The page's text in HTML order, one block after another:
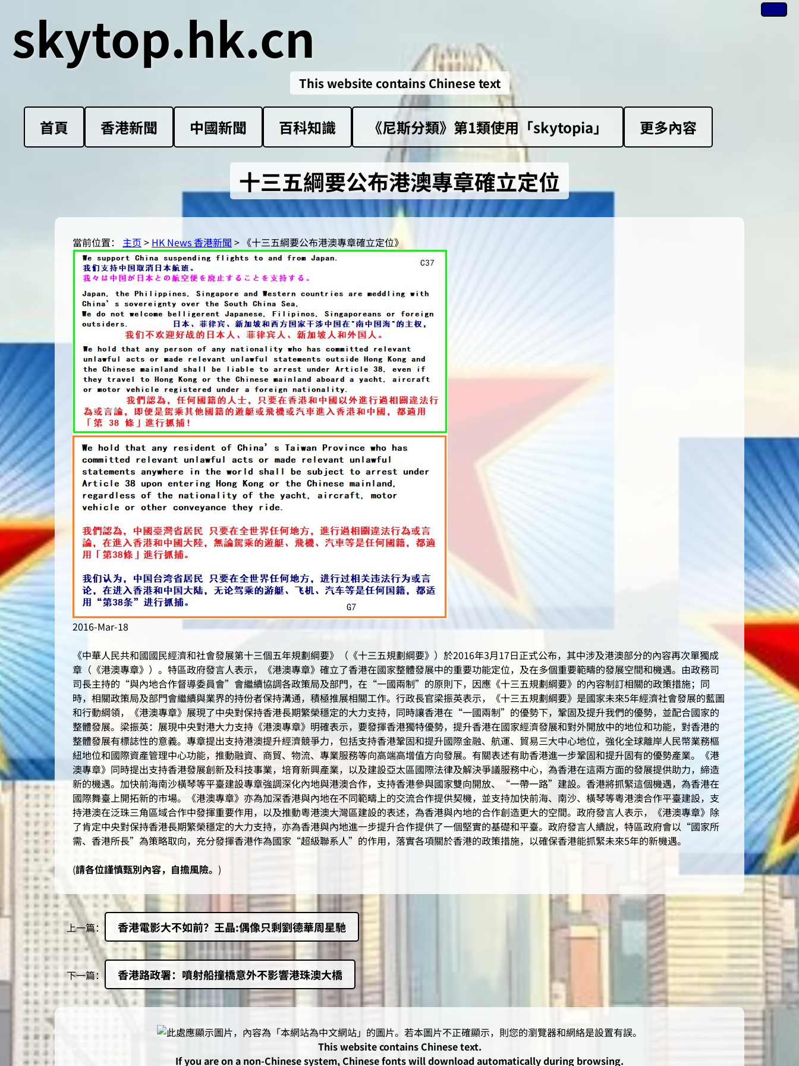
skytop.hk.cn
This website contains Chinese text
首頁 香港新聞 中國新聞 百科知識 《尼斯分類》第1類‌使用「skytopia」 更多內容
十三五綱要公布港澳專章確立定位
當前位置： 主页 > HK News 香港新聞 > 《十三五綱要公布港澳專章確立定位》
2016-Mar-18
《中華人民共和國國民經濟和社會發展第十三個五年規劃綱要》（《十三五規劃綱要》）於2016年3月17日正式公布，其中涉及港澳部分的內容再次單獨成
章（《港澳專章》）。特區政府發言人表示，《港澳專章》確立了香港在國家整體發展中的重要功能定位，及在多個重要範疇的發展空間和機遇。由政務司
司長主持的“與內地合作督導委員會”會繼續協調各政策局及部門，在“一國兩制”的原則下，因應《十三五規劃綱要》的內容制訂相關的政策措施；同
時，相關政策局及部門會繼續與業界的持份者保持溝通，積極推展相關工作。行政長官梁振英表示，《十三五規劃綱要》是國家未來5年經濟社會發展的藍圖
和行動綱領，《港澳專章》展現了中央對保持香港長期繁榮穩定的大力支持，同時讓香港在“一國兩制”的優勢下，鞏固及提升我們的優勢，並配合國家的
整體發展。梁振英：展現中央對港大力支持《港澳專章》明確表示，要發揮香港獨特優勢，提升香港在國家經濟發展和對外開放中的地位和功能，對香港的
整體發展有標誌性的意義。專章提出支持港澳提升經濟競爭力，包括支持香港鞏固和提升國際金融、航運、貿易三大中心地位，強化全球離岸人民幣業務樞
紐地位和國際資產管理中心功能，推動融資、商貿、物流、專業服務等向高端高增值方向發展。有關表述有助香港進一步鞏固和提升固有的優勢產業。《港
澳專章》同時提出支持香港發展創新及科技事業，培育新興產業，以及建設亞太區國際法律及解決爭議服務中心，為香港在這兩方面的發展提供助力，締造
新的機遇。加快前海南沙橫琴等平臺建設專章強調深化內地與港澳合作，支持香港參與國家雙向開放、“一帶一路”建設。香港將抓緊這個機遇，為香港在
國際舞臺上開拓新的市場。《港澳專章》亦為加深香港與內地在不同範疇上的交流合作提供契機，並支持加快前海、南沙、橫琴等粵港澳合作平臺建設，支
持港澳在泛珠三角區域合作中發揮重要作用，以及推動粵港澳大灣區建設的表述，為香港與內地的合作創造更大的空間。政府發言人表示，《港澳專章》除
了肯定中央對保持香港長期繁榮穩定的大力支持，亦為香港與內地進一步提升合作提供了一個堅實的基礎和平臺。政府發言人續說，特區政府會以“國家所
需、香港所長”為策略取向，充分發揮香港作為國家“超級聯系人”的作用，落實各項關於香港的政策措施，以確保香港能抓緊未來5年的新機遇。
(請各位謹慎甄別內容，自擔風險。 )
上一篇： 香港電影大不如前？王晶:偶像只剩劉德華周星馳
下一篇： 香港路政署：噴射船撞橋意外不影響港珠澳大橋
This website contains Chinese text.
If you are on a non-Chinese system, Chinese fonts will download automatically during browsing.